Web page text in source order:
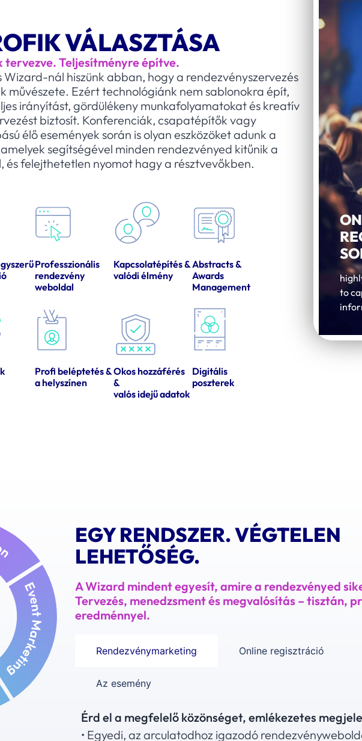
VÁLASZTÁSA
tervezve. Teljesítményre építve.
Wizard-nál hiszünk abban, hogy a rendezvényszervezés
művészete. Ezért technológiánk nem sablonokra épít,
irányítást, gördülékeny munkafolyamatokat és kreatív
biztosít. Konferenciák, csapatépítők vagy
élő események során is olyan eszközöket adunk a
segítségével minden rendezvényed kitűnik a
és felejthetetlen nyomot hagy a résztvevőkben.
Professzionális
rendezvény
weboldal
Kapcsolatépítés &
valódi élmény
Abstracts &
Awards
Management
Profi beléptetés &
a helyszínen
Okos hozzáférés
&
valós idejű adatok
Digitális
poszterek
to
EGY RENDSZER. VÉGTELEN
LEHETŐSÉG.
A Wizard mindent egyesít, amire a rendezvényed
Tervezés, menedzsment és megvalósítás – tisztán,
eredménnyel.
Rendezvénymarketing Online regisztráció
Az esemény
Érd el a megfelelő közönséget, emlékezetes
• Egyedi, az arculatodhoz igazodó